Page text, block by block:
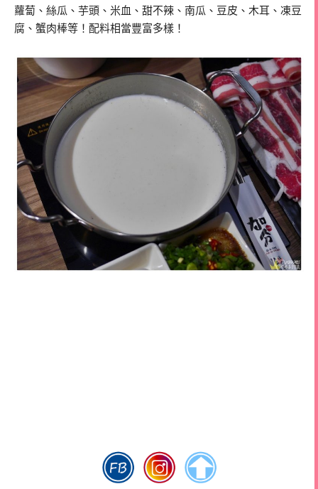
蘿蔔、絲瓜、芋頭、米血、甜不辣、南瓜、豆皮、木耳、凍豆
腐、蟹肉棒等！配料相當豐富多樣！